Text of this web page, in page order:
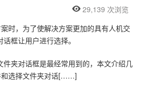
29,139 次浏览
时，为了使解决方案更加的具有人机交
框让用户进行选择。
件夹对话框是最经常用到的，本文介绍几
和选择文件夹对话[……]